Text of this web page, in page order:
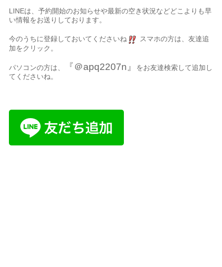
LINEは、予約開始のお知らせや最新の空き状況などどこよりも早
い情報をお送りしております。
今のうちに登録しておいてくださいね
スマホの方は、友達追
加をクリック。
パソコンの方は、 『＠apq2207n』
をお友達検索して追加し
てくださいね。